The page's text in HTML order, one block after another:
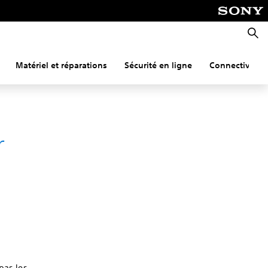
Matériel et réparations Sécurité en ligne Connectivité